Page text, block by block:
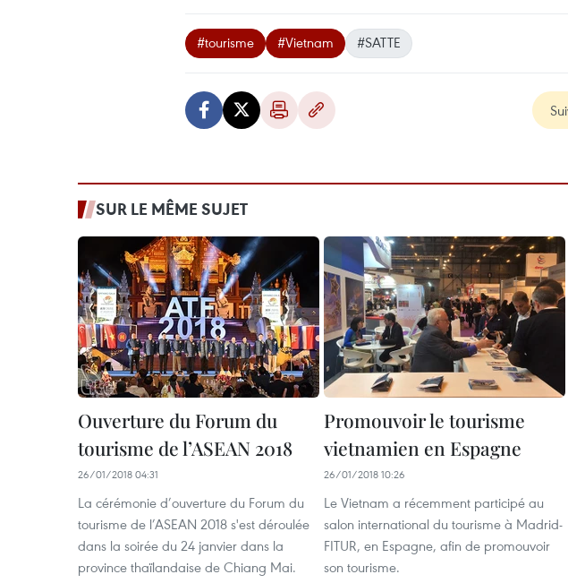
#tourisme #Vietnam #SATTE
SUR LE MÊME SUJET
Ouverture du Forum du
tourisme de l’ASEAN 2018
26/01/2018 04:31
La cérémonie d’ouverture du Forum du
tourisme de l’ASEAN 2018 s'est déroulée
dans la soirée du 24 janvier dans la
province thaïlandaise de Chiang Mai.
Promouvoir le tourisme
vietnamien en Espagne
26/01/2018 10:26
Le Vietnam a récemment participé au
salon international du tourisme à Madrid-
FITUR, en Espagne, afin de promouvoir
son tourisme.